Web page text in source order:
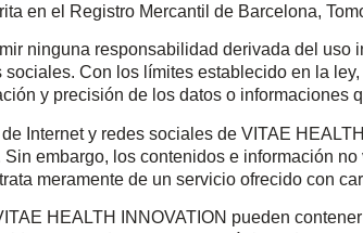
en el Registro Mercantil de Barcelona,
ninguna responsabilidad derivada del
Con los límites establecido en la
y precisión de los datos o informaciones
Internet y redes sociales de VITAE
embargo, los contenidos e información
meramente de un servicio ofrecido con
HEALTH INNOVATION pueden